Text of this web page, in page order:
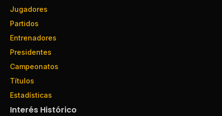
Jugadores
Partidos
Entrenadores
Presidentes
Campeonatos
Títulos
Estadísticas
Interés Histórico